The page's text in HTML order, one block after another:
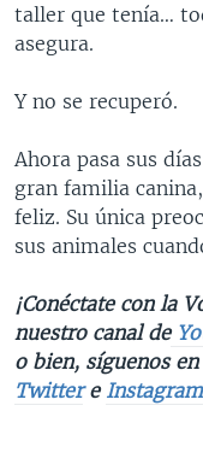
taller que tenía…
asegura.
Y no se recuperó.
Ahora pasa sus
gran familia
feliz. Su única
sus animales
¡Conéctate con la
nuestro canal de
o bien, síguenos
Twittere Instagram